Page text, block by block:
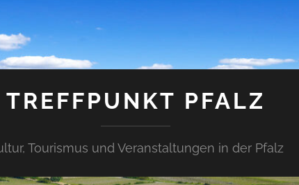
TREFFPUNKT PFALZ
Tourismus und Veranstaltungen in der Pfalz